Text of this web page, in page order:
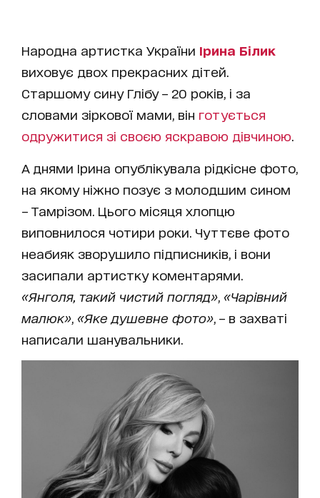
Народна артистка України Ірина Білик
виховує двох прекрасних дітей.
Старшому сину Глібу – 20 років, і за
словами зіркової мами, він готується
одружитися зі своєю яскравою дівчиною
А днями Ірина опублікувала рідкісне фото,
на якому ніжно позує з молодшим сином
– Тамрізом. Цього місяця хлопцю
виповнилося чотири роки. Чуттєве фото
неабияк зворушило підписників, і вони
засипали артистку коментарями.
«Янголя, такий чистий погляд» «Чарівний
малюк» «Яке душевне фото» , – в захваті
написали шанувальники.